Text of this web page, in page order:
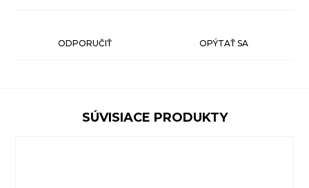
ODPORUČIŤ OPÝTAŤ SA
SÚVISIACE PRODUKTY